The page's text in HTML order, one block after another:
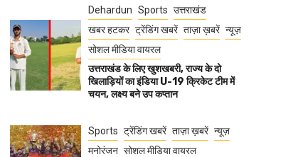
Dehardun Sports उत्तराखंड
खबर हटकर ट्रेंडिंग खबरें ताज़ा ख़बरें न्यूज़
सोशल मीडिया वायरल
उत्तराखंड के लिए खुशखबरी, राज्य के दो
खिलाड़ियों का इंडिया U-19 क्रिकेट टीम में
चयन, लक्ष्य बने उप कप्तान
Sports ट्रेंडिंग खबरें ताज़ा ख़बरें न्यूज़
मनोरंजन सोशल मीडिया वायरल